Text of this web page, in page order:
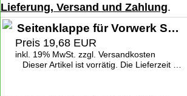
Lieferung, Versand und Zahlung.
Seitenklappe für Vorwerk Saugwischer SP 530
Preis 19,68 EUR
inkl. 19% MwSt. zzgl. Versandkosten
Dieser Artikel ist vorrätig. Die Lieferzeit beträgt 1-2 Werktage deutschlandweit. Weitere Informationen zu den Lieferzeiten finden Sie unter